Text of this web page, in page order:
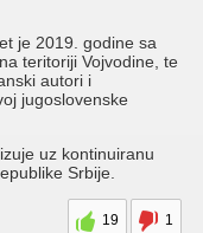
je 2019. godine sa
teritoriji Vojvodine, te
autori i
jugoslovenske
uz kontinuiranu
Srbije.
19 1